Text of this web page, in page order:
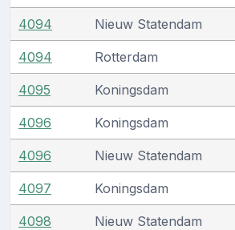
4094 Nieuw Statendam
4094 Rotterdam
4095 Koningsdam
4096 Koningsdam
4096 Nieuw Statendam
4097 Koningsdam
4098 Nieuw Statendam